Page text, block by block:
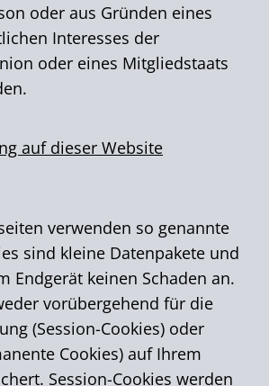
oder aus Gründen eines
Interesses der
oder eines Mitgliedstaats
auf dieser Website
verwenden so genannte
sind kleine Datenpakete und
Endgerät keinen Schaden an.
vorübergehend für die
(Session-Cookies) oder
Cookies) auf Ihrem
Session-Cookies werden